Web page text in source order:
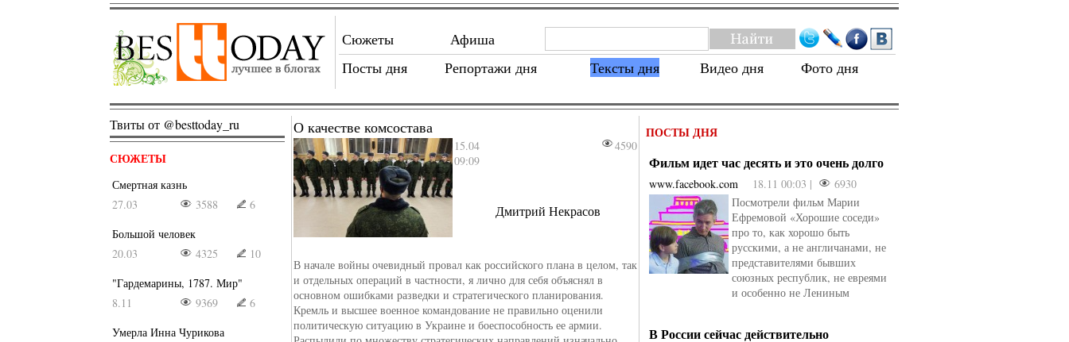
Сюжеты
Афиша
Посты дня
Репортажи дня Тексты дня Видео дня Фото дня
Твиты от @besttoday_ru
СЮЖЕТЫ
Смертная казнь
27.03
3588
6
Большой человек
20.03
4325
10
"Гардемарины, 1787. Мир"
8.11
9369
6
Умерла Инна Чурикова
О качестве комсостава
15.04
09:09
4590
Дмитрий Некрасов
В начале войны очевидный провал как российского плана в целом, так
и отдельных операций в частности, я лично для себя объяснял в
основном ошибками разведки и стратегического планирования.
Кремль и высшее военное командование не правильно оценили
политическую ситуацию в Украине и боеспособность ее армии.
ПОСТЫ ДНЯ
Фильм идет час десять и это очень долго
www.facebook.com 18.11 00:03 |
6930
Посмотрели фильм Марии
Ефремовой «Хорошие соседи»
про то, как хорошо быть
русскими, а не англичанами, не
представителями бывших
союзных республик, не евреями
и особенно не Лениным
В России сейчас действительно